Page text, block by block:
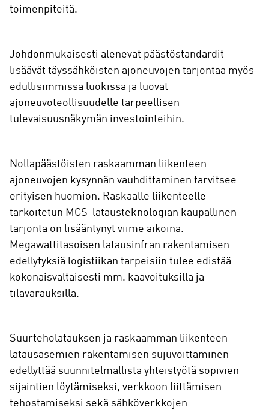
toimenpiteitä.
Johdonmukaisesti alenevat päästöstandardit
lisäävät täyssähköisten ajoneuvojen tarjontaa myös
edullisimmissa luokissa ja luovat
ajoneuvoteollisuudelle tarpeellisen
tulevaisuusnäkymän investointeihin.
Nollapäästöisten raskaamman liikenteen
ajoneuvojen kysynnän vauhdittaminen tarvitsee
erityisen huomion. Raskaalle liikenteelle
tarkoitetun MCS-latausteknologian kaupallinen
tarjonta on lisääntynyt viime aikoina.
Megawattitasoisen latausinfran rakentamisen
edellytyksiä logistiikan tarpeisiin tulee edistää
kokonaisvaltaisesti mm. kaavoituksilla ja
tilavarauksilla.
Suurteholatauksen ja raskaamman liikenteen
latausasemien rakentamisen sujuvoittaminen
edellyttää suunnitelmallista yhteistyötä sopivien
sijaintien löytämiseksi, verkkoon liittämisen
tehostamiseksi sekä sähköverkkojen